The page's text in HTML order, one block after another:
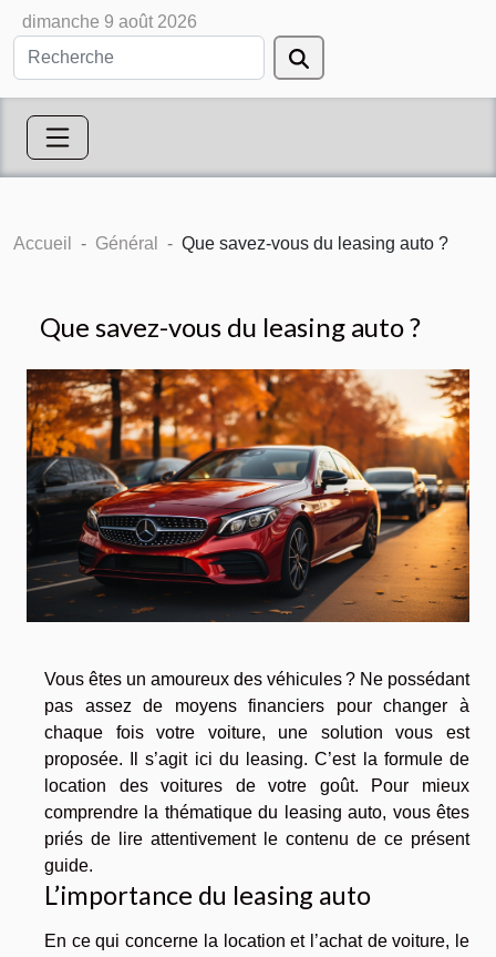
dimanche 9 août 2026
Accueil Général Que savez-vous du leasing auto ?
Que savez-vous du leasing auto ?
Vous êtes un amoureux des véhicules ? Ne possédant
pas assez de moyens financiers pour changer à
chaque fois votre voiture, une solution vous est
proposée. Il s’agit ici du leasing. C’est la formule de
location des voitures de votre goût. Pour mieux
comprendre la thématique du leasing auto, vous êtes
priés de lire attentivement le contenu de ce présent
guide.
L’importance du leasing auto
En ce qui concerne la location et l’achat de voiture, le